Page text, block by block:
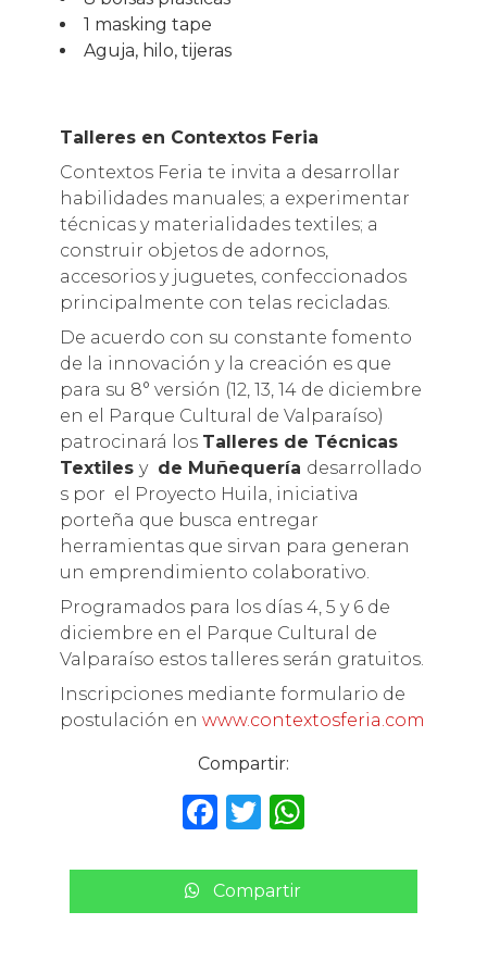
1 masking tape
Aguja, hilo, tijeras
Talleres en Contextos Feria
Contextos Feria te invita a desarrollar
habilidades manuales; a experimentar
técnicas y materialidades textiles; a
construir objetos de adornos,
accesorios y juguetes, confeccionados
principalmente con telas recicladas.
De acuerdo con su constante fomento
de la innovación y la creación es que
para su 8° versión (12, 13, 14 de diciembre
en el Parque Cultural de Valparaíso)
patrocinará los Talleres de Técnicas
Textiles y de Muñequería desarrollado
s por el Proyecto Huila, iniciativa
porteña que busca entregar
herramientas que sirvan para generan
un emprendimiento colaborativo.
Programados para los días 4, 5 y 6 de
diciembre en el Parque Cultural de
Valparaíso estos talleres serán gratuitos.
Inscripciones mediante formulario de
postulación en www.contextosferia.com
Compartir:
F
c
e
T
it
te
W
a
ts
Compartir